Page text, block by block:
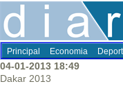
Principal Economia
04-01-2013 18:49
Dakar 2013